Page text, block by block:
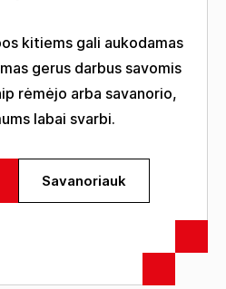
kitiems gali aukodamas
gerus darbus savomis
rėmėjo arba savanorio,
labai svarbi.
Savanoriauk